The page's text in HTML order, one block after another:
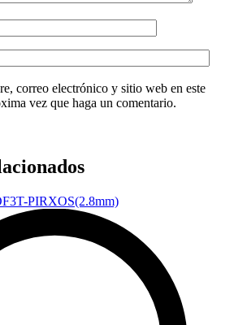
correo electrónico y sitio web en este
vez que haga un comentario.